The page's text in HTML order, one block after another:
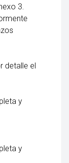
3.
detalle el
y
y